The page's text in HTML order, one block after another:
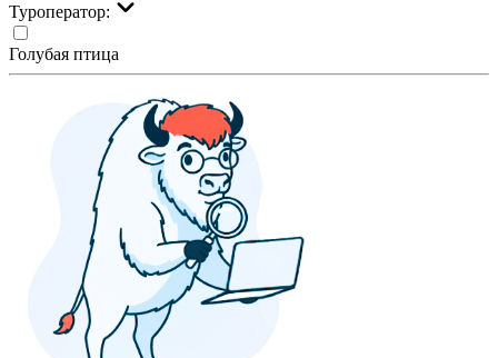
Туроператор:
Голубая птица